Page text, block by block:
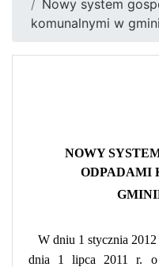
Nowy system
komunalnymi w
NOWY
ODPADAMI
W dniu 1 stycznia
dnia 1 lipca 2011 r. o